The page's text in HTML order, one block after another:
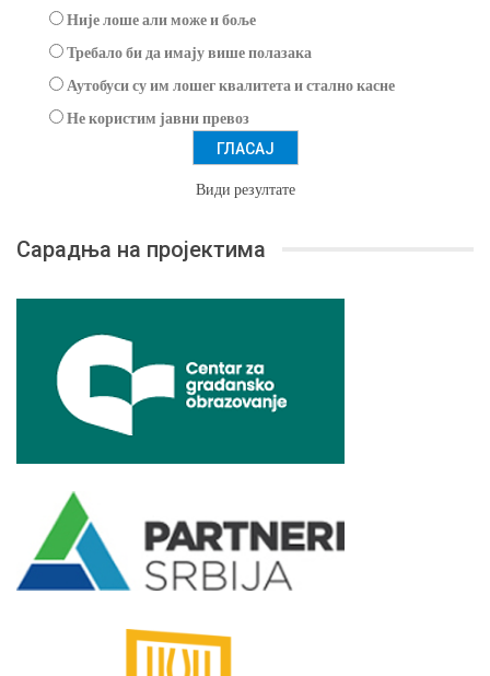
Није лоше али може и боље
Требало би да имају више полазака
Аутобуси су им лошег квалитета и стално касне
Не користим јавни превоз
Види резултате
Сарадња на пројектима